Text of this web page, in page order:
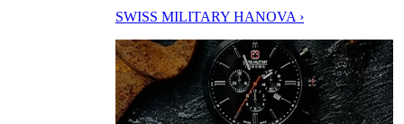
SWISS MILITARY HANOVA ›